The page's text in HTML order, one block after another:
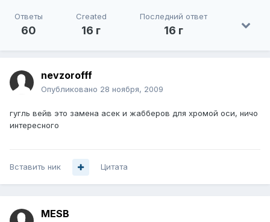
Ответы
60
Created
16 г
Последний ответ
16 г
nevzorofff
Опубликовано 28 ноября, 2009
гугль вейв это замена асек и жабберов для хромой оси, ничо
интересного
Вставить ник Цитата
MESB